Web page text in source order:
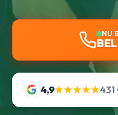
NU
4,9★★★★★